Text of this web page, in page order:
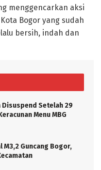
menggencarkan aksi
Bogor yang sudah
bersih, indah dan
Disuspend Setelah 29
Menu MBG
M3,2 Guncang Bogor,